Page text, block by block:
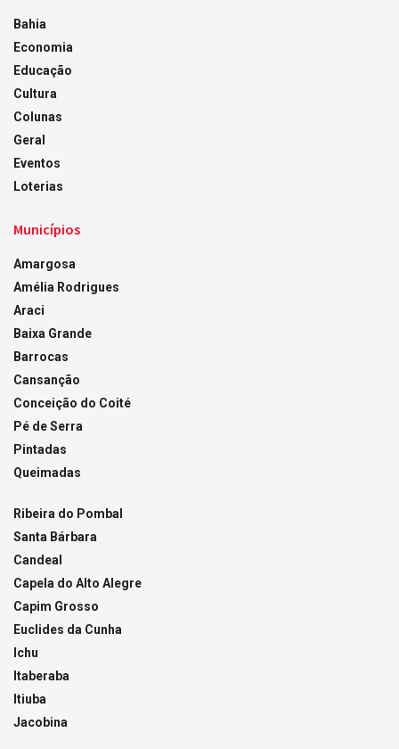
Bahia
Economia
Educação
Cultura
Colunas
Geral
Eventos
Loterias
Municípios
Amargosa
Amélia Rodrigues
Araci
Baixa Grande
Barrocas
Cansanção
Conceição do Coité
Pé de Serra
Pintadas
Queimadas
Ribeira do Pombal
Santa Bárbara
Candeal
Capela do Alto Alegre
Capim Grosso
Euclides da Cunha
Ichu
Itaberaba
Itiuba
Jacobina